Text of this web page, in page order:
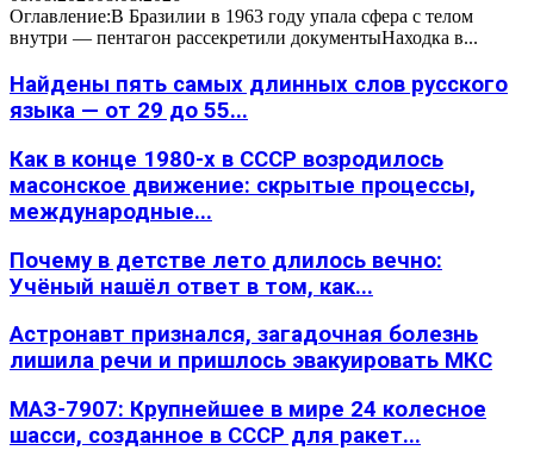
Оглавление:В Бразилии в 1963 году упала сфера с телом
внутри — пентагон рассекретили документыНаходка в...
Найдены пять самых длинных слов русского
языка — от 29 до 55...
Как в конце 1980-х в СССР возродилось
масонское движение: скрытые процессы,
международные...
Почему в детстве лето длилось вечно:
Учёный нашёл ответ в том, как...
Астронавт признался, загадочная болезнь
лишила речи и пришлось эвакуировать МКС
МАЗ-7907: Крупнейшее в мире 24 колесное
шасси, созданное в СССР для ракет...